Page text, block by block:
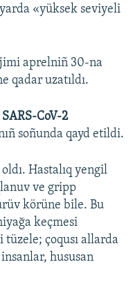
«yüksek seviyeli
aprelniñ 30-na
qadar uzatıldı.
SARS-CoV-2
soñunda qayd etildi.
oldı. Hastalıq yengil
ve gripp
körüne bile. Bu
keçmesi
çoqusı allarda
hususan